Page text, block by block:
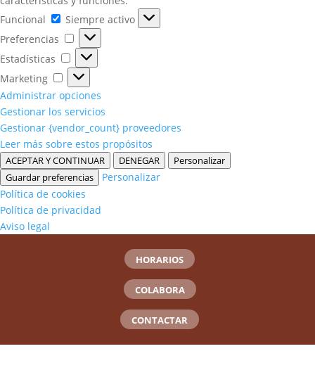
Funcional
Funcional
Siempre activo
Preferencias
Preferencias
Estadísticas
Estadísticas
Marketing
Marketing
Administrar opciones
Gestionar los servicios
Gestionar {vendor_count} proveedores
Leer más sobre estos propósitos
ACEPTAR Y CONTINUAR DENEGAR
Personalizar
Guardar preferencias
Personalizar
Política de cookies
Política de privacidad
Aviso legal
HORARIOS
COLABORA
CONTACTAR